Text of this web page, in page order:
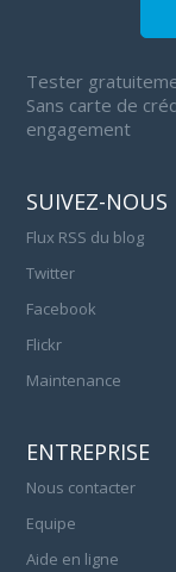
Tester
Sans carte de
engagement
SUIVEZ-NOUS
Flux RSS du blog
Twitter
Facebook
Flickr
Maintenance
ENTREPRISE
Nous contacter
Equipe
Aide en ligne